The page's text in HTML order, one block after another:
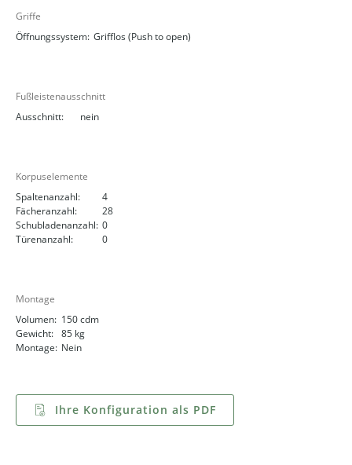
Griffe
Öffnungssystem: Grifflos (Push to open)
Fußleistenausschnitt
Ausschnitt:
nein
Korpuselemente
Spaltenanzahl:
4
Fächeranzahl:
28
Schubladenanzahl: 0
Türenanzahl:
0
Montage
Volumen: 150 cdm
Gewicht: 85 kg
Montage: Nein
Ihre Konfiguration als PDF